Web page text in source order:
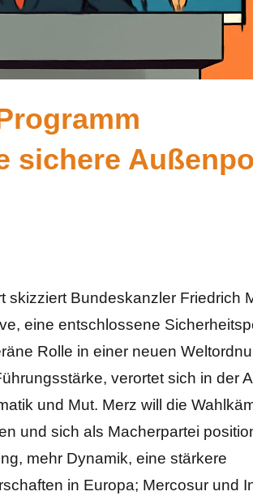
sichere
skizziert Bundeskanzler Friedrich
eine entschlossene
Rolle in einer neuen
verortet sich in der
und Mut. Merz will die
und sich als Macherpartei
mehr Dynamik, eine stärkere
in Europa; Mercosur und